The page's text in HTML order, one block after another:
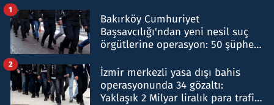
Bakırköy Cumhuriyet
Başsavcılığı'ndan yeni nesil suç
örgütlerine operasyon: 50 şüpheli
1
İzmir merkezli yasa dışı bahis
operasyonunda 34 gözaltı:
Yaklaşık 2 Milyar liralık para trafiği
2